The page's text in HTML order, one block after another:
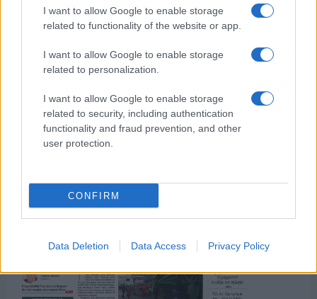
I want to allow Google to enable storage
related to functionality of the website or app.
I want to allow Google to enable storage
related to personalization.
I want to allow Google to enable storage
related to security, including authentication
functionality and fraud prevention, and other
user protection.
CONFIRM
Data Deletion Data Access Privacy Policy
ΤΟ ΠΑΡΟΝ ΤΗΣ ΚΥΡΙΑΚΗΣ